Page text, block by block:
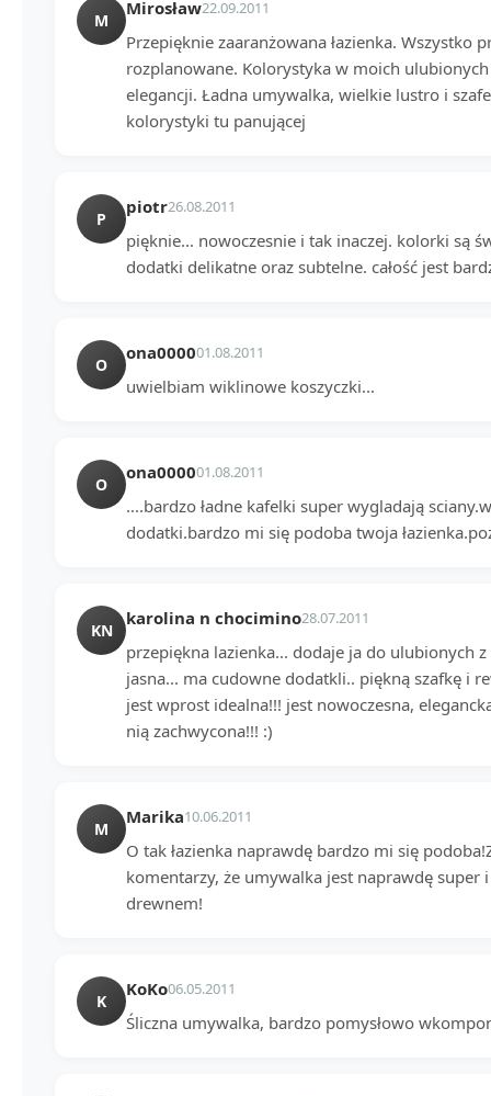
M
Mirosław22.09.2011
Przepięknie zaaranżowana łazienka. Wszystko
rozplanowane. Kolorystyka w moich
elegancji. Ładna umywalka, wielkie lustro i
kolorystyki tu panującej
P
piotr26.08.2011
pięknie... nowoczesnie i tak inaczej. kolorki są
dodatki delikatne oraz subtelne. całość jest
O
ona000001.08.2011
uwielbiam wiklinowe koszyczki...
O
ona000001.08.2011
....bardzo ładne kafelki super wygladają
dodatki.bardzo mi się podoba twoja
KN
karolina n chocimino28.07.2011
przepiękna lazienka... dodaje ja do ulubionych
jasna... ma cudowne dodatkli.. piękną szafkę i
jest wprost idealna!!! jest nowoczesna,
nią zachwycona!!! :)
M
Marika10.06.2011
O tak łazienka naprawdę bardzo mi się
komentarzy, że umywalka jest naprawdę
drewnem!
K
KoKo06.05.2011
Śliczna umywalka, bardzo pomysłowo